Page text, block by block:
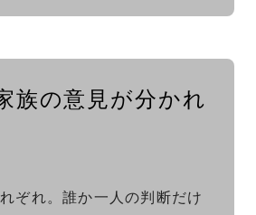
の意見が分かれ
ぞれ。誰か一人の判断だけ